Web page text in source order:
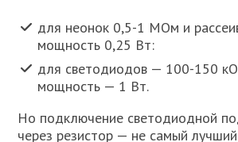
для неонок 0,5-1 МОм и
мощность 0,25 Вт:
для светодиодов — 100-150
мощность — 1 Вт.
Но подключение светодиодной
через резистор — не самый